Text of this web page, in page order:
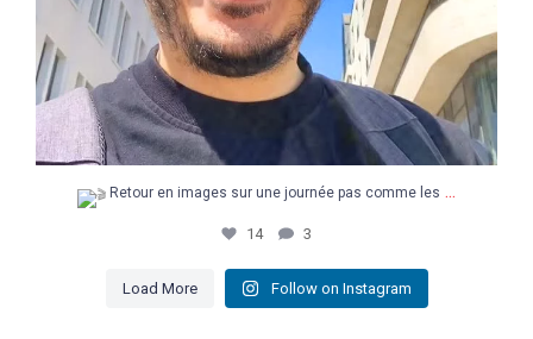
Retour en images sur une journée pas comme les ...
14 3
Load More Follow on Instagram